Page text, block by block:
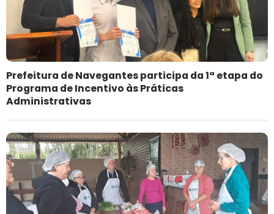
Prefeitura de Navegantes participa da 1ª etapa do
Programa de Incentivo às Práticas
Administrativas